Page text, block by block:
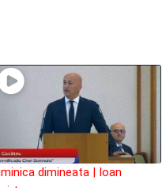
dimineata | Ioan